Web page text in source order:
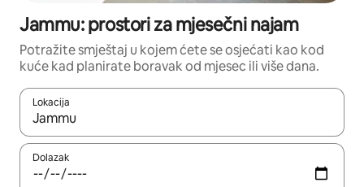
Jammu: prostori za mjesečni najam
Potražite smještaj u kojem ćete se osjećati kao kod
kuće kad planirate boravak od mjesec ili više dana.
Lokacija
Kada budu dostupni rezultati, moći ćete ih pregledati
Dolazak